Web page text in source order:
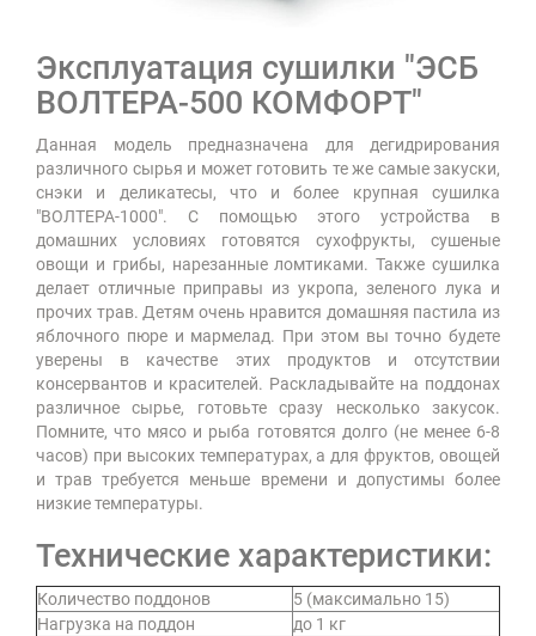
Эксплуатация сушилки "ЭСБ
ВОЛТЕРА-500 КОМФОРТ"
Данная модель предназначена для дегидрирования
различного сырья и может готовить те же самые закуски,
снэки и деликатесы, что и более крупная сушилка
"ВОЛТЕРА-1000". С помощью этого устройства в
домашних условиях готовятся сухофрукты, сушеные
овощи и грибы, нарезанные ломтиками. Также сушилка
делает отличные приправы из укропа, зеленого лука и
прочих трав. Детям очень нравится домашняя пастила из
яблочного пюре и мармелад. При этом вы точно будете
уверены в качестве этих продуктов и отсутствии
консервантов и красителей. Раскладывайте на поддонах
различное сырье, готовьте сразу несколько закусок.
Помните, что мясо и рыба готовятся долго (не менее 6-8
часов) при высоких температурах, а для фруктов, овощей
и трав требуется меньше времени и допустимы более
низкие температуры.
Технические характеристики:
Количество поддонов
5 (максимально 15)
Нагрузка на поддон
до 1 кг